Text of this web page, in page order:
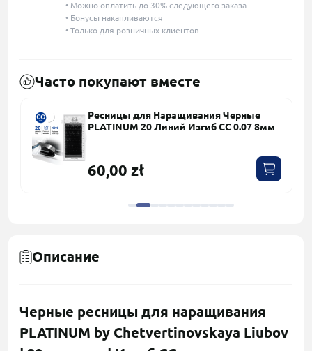
• Можно оплатить до 30% следующего заказа
• Бонусы накапливаются
• Только для розничных клиентов
Часто покупают вместе
Ресницы для Наращивания Черные
PLATINUM 20 Линий Изгиб СC 0.07 8мм
60,00 zł
Описание
Черные ресницы для наращивания
PLATINUM by Chetvertinovskaya Liubov